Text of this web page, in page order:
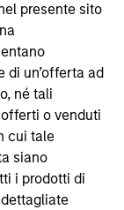
presente sito
di un’offerta ad
né tali
o venduti
cui tale
siano
i prodotti di
(KID)
Debt Team